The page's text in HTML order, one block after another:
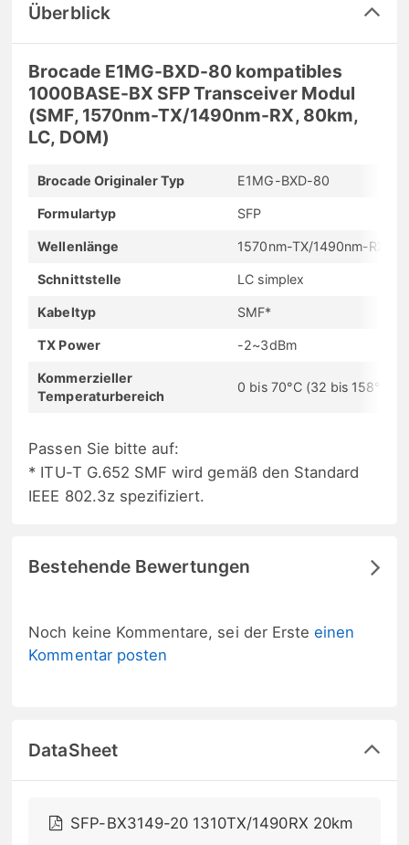
Überblick
Brocade E1MG-BXD-80 kompatibles
1000BASE-BX SFP Transceiver Modul
(SMF, 1570nm-TX/1490nm-RX, 80km,
LC, DOM)
Brocade Originaler Typ E1MG-BXD-80
Formulartyp SFP
Wellenlänge 1570nm-TX/1490nm-RX
Schnittstelle LC simplex
Kabeltyp SMF*
TX Power -2~3dBm
Kommerzieller
Temperaturbereich
0 bis 70°C (32 bis 158°F)
Passen Sie bitte auf:
* ITU-T G.652 SMF wird gemäß den Standard
IEEE 802.3z spezifiziert.
Bestehende Bewertungen
Noch keine Kommentare, sei der Ersteeinen
Kommentar posten
DataSheet
SFP-BX3149-20 1310TX/1490RX 20km